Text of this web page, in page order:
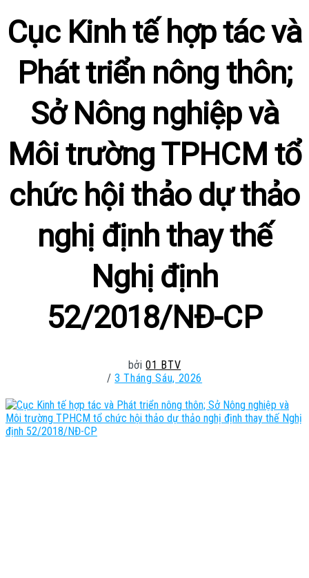
Cục Kinh tế hợp tác và
Phát triển nông thôn;
Sở Nông nghiệp và
Môi trường TPHCM tổ
chức hội thảo dự thảo
nghị định thay thế
Nghị định
52/2018/NĐ-CP
bởi 01 BTV
3 Tháng Sáu, 2026